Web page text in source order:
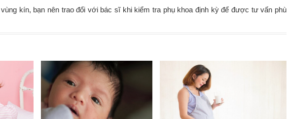
kín, bạn nên trao đổi với bác sĩ khi kiểm tra phụ khoa định kỳ để được tư vấn phù